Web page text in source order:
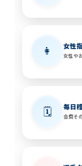
👩 女性
女性や
🗓️ 毎日
会費そ